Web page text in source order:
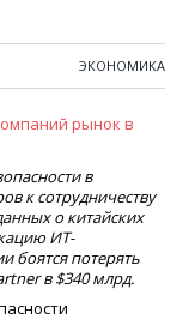
ЭКОНОМИКА
в
к сотрудничеству
о китайских
ИТ-
боятся потерять
в $340 млрд.